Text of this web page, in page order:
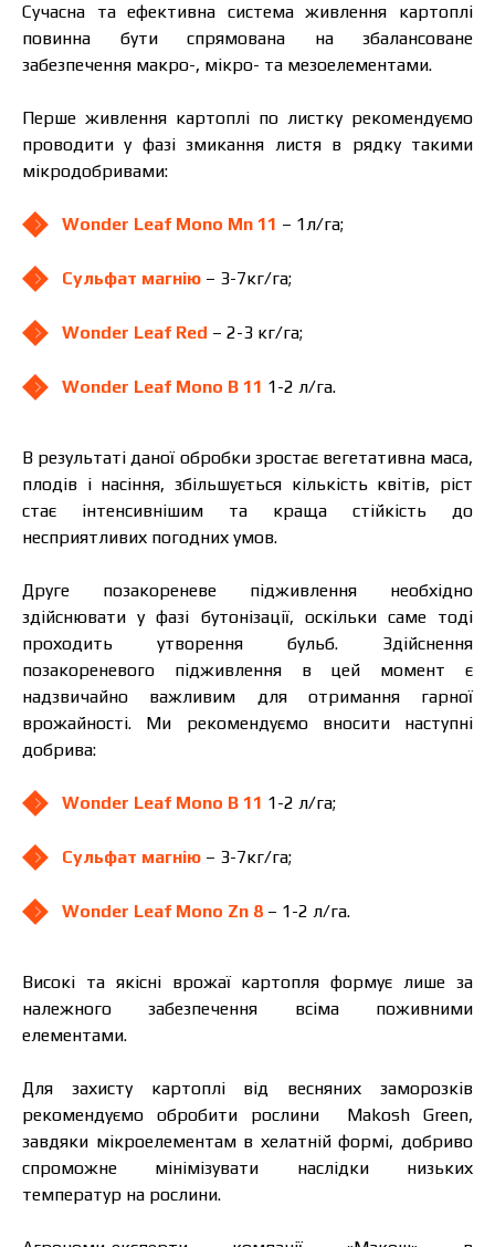
Сучасна та ефективна система живлення картоплі
повинна бути спрямована на збалансоване
забезпечення макро-, мікро- та мезоелементами.
Перше живлення картоплі по листку рекомендуємо
проводити у фазі змикання листя в рядку такими
мікродобривами:
Wonder Leaf Mono Mn 11 – 1л/га;
Сульфат магнію – 3-7кг/га;
Wonder Leaf Red – 2-3 кг/га;
Wonder Leaf Mono B 11 1-2 л/га.
В результаті даної обробки зростає вегетативна маса,
плодів і насіння, збільшується кількість квітів, ріст
стає інтенсивнішим та краща стійкість до
несприятливих погодних умов.
Друге позакореневе підживлення необхідно
здійснювати у фазі бутонізації, оскільки саме тоді
проходить утворення бульб. Здійснення
позакореневого підживлення в цей момент є
надзвичайно важливим для отримання гарної
врожайності. Ми рекомендуємо вносити наступні
добрива:
Wonder Leaf Mono B 11 1-2 л/га;
Сульфат магнію – 3-7кг/га;
Wonder Leaf Mono Zn 8 – 1-2 л/га.
Високі та якісні врожаї картопля формує лише за
належного забезпечення всіма поживними
елементами.
Для захисту картоплі від весняних заморозків
рекомендуємо обробити рослини Makosh Green,
завдяки мікроелементам в хелатній формі, добриво
спроможне мінімізувати наслідки низьких
температур на рослини.
Зв’язатися з менеджером Makosh